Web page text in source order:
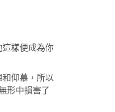
樣便成為你
仰慕，所以
形中損害了